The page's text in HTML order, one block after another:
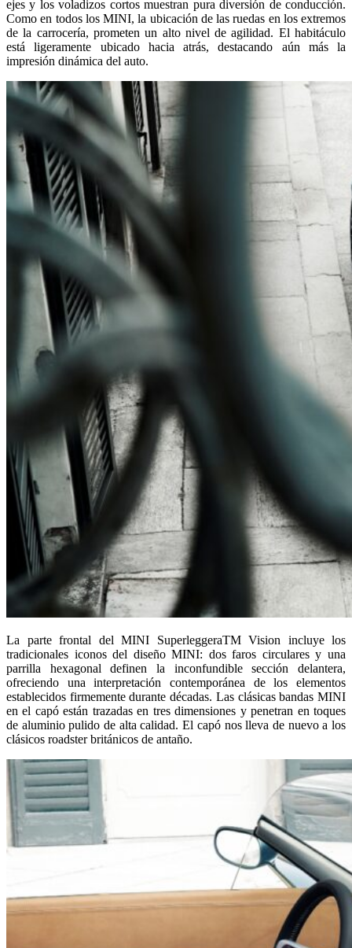
ejes y los voladizos cortos muestran pura diversión de conducción.
Como en todos los MINI, la ubicación de las ruedas en los extremos
de la carrocería, prometen un alto nivel de agilidad. El habitáculo
está ligeramente ubicado hacia atrás, destacando aún más la
impresión dinámica del auto.
La parte frontal del MINI SuperleggeraTM Vision incluye los
tradicionales iconos del diseño MINI: dos faros circulares y una
parrilla hexagonal definen la inconfundible sección delantera,
ofreciendo una interpretación contemporánea de los elementos
establecidos firmemente durante décadas. Las clásicas bandas MINI
en el capó están trazadas en tres dimensiones y penetran en toques
de aluminio pulido de alta calidad. El capó nos lleva de nuevo a los
clásicos roadster británicos de antaño.